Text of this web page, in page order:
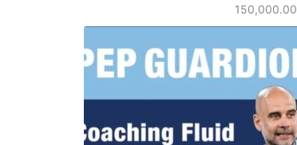
150,000.00